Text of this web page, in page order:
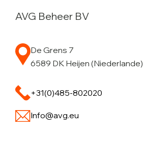
AVG Beheer BV
De Grens 7
6589 DK Heijen (Niederlande)
+31(0)485-802020
Info@avg.eu